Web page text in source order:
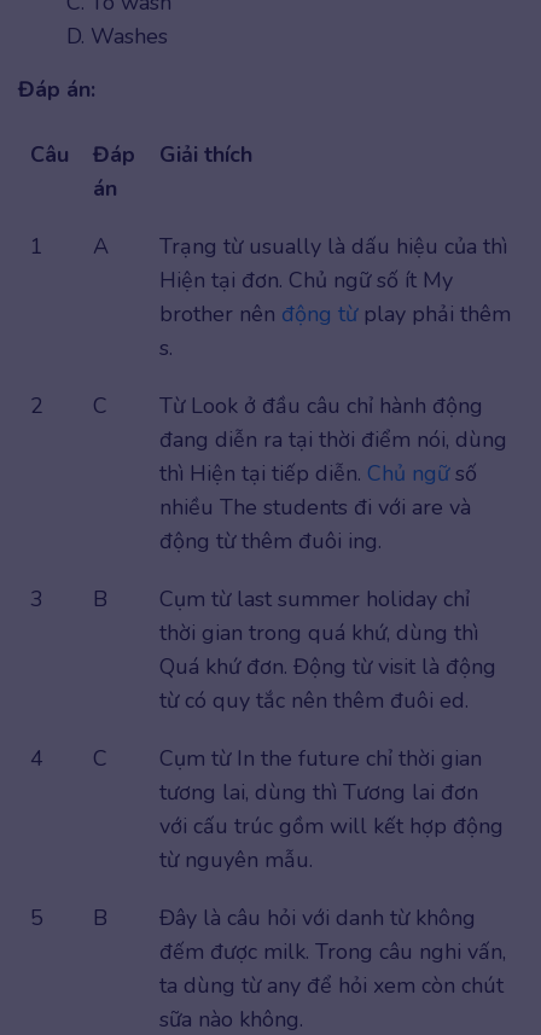
D. Washes
Đáp án:
Câu
Đáp
án
Giải thích
1 A
Trạng từ usually là dấu hiệu của thì
Hiện tại đơn. Chủ ngữ số ít My
brother nên động từplay phải thêm
s.
2
C
Từ Look ở đầu câu chỉ hành động
đang diễn ra tại thời điểm nói, dùng
thì Hiện tại tiếp diễn. Chủ ngữsố
nhiều The students đi với are và
động từ thêm đuôi ing.
3
B
Cụm từ last summer holiday chỉ
thời gian trong quá khứ, dùng thì
Quá khứ đơn. Động từ visit là động
từ có quy tắc nên thêm đuôi ed.
4
C
Cụm từ In the future chỉ thời gian
tương lai, dùng thì Tương lai đơn
với cấu trúc gồm will kết hợp động
từ nguyên mẫu.
5
B
Đây là câu hỏi với danh từ không
đếm được milk. Trong câu nghi vấn,
ta dùng từ any để hỏi xem còn chút
sữa nào không.